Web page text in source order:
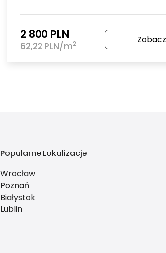
2 800 PLN
62,22 PLN/m2 Zobacz
Popularne Lokalizacje
Wrocław
Poznań
Białystok
Lublin